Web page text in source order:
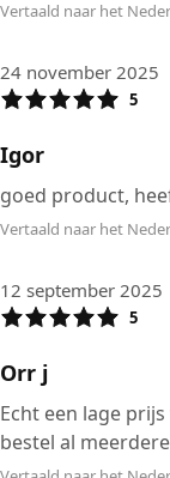
Vertaald naar het
24 november 2025
5
Igor
goed product,
Vertaald naar het
12 september 2025
5
Orr j
Echt een lage
bestel al